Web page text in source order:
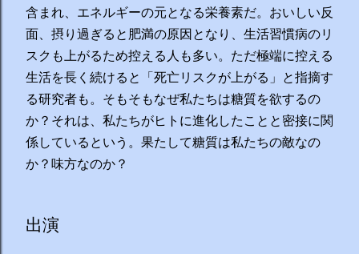
含まれ、エネルギーの元となる栄養素だ。おいしい反
面、摂り過ぎると肥満の原因となり、生活習慣病のリ
スクも上がるため控える人も多い。ただ極端に控える
生活を長く続けると「死亡リスクが上がる」と指摘す
る研究者も。そもそもなぜ私たちは糖質を欲するの
か？それは、私たちがヒトに進化したことと密接に関
係しているという。果たして糖質は私たちの敵なの
か？味方なのか？
出演